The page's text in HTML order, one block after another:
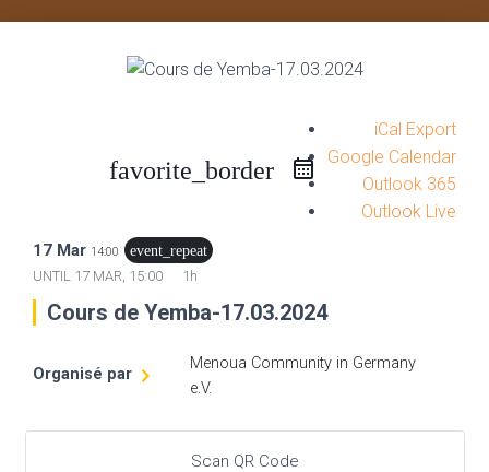
favorite_border
iCal Export
Google Calendar
Outlook 365
Outlook Live
17 Mar 14:00 event_repeat
UNTIL 17 MAR, 15:00 1h
Cours de Yemba-17.03.2024
Organisé par
Menoua Community in Germany
e.V.
Scan QR Code